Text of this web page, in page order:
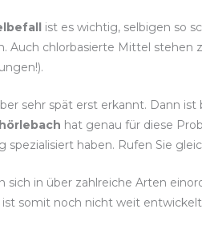
ist es wichtig, selbigen so
Auch chlorbasierte Mittel stehen
sehr spät erst erkannt. Dann
hat genau für diese
spezialisiert haben. Rufen Sie
sich in über zahlreiche Arten
somit noch nicht weit